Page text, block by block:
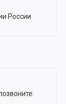
России